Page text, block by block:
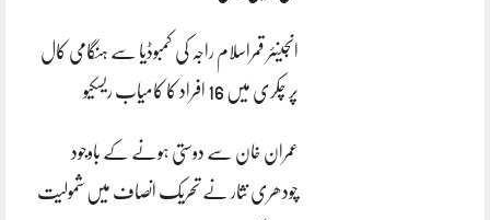
انجینئر قمراسلام راجہ کی کمبوڈیا سے ہنگامی کال
پر چکری میں 16 افراد کا کامیاب ریسکیو
عمران خان سے دوستی ہونے کے باوجود
چودھری نثار نے تحریک انصاف میں شمولیت